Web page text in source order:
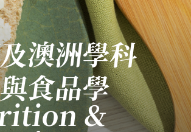
澳洲學科
食品學
&